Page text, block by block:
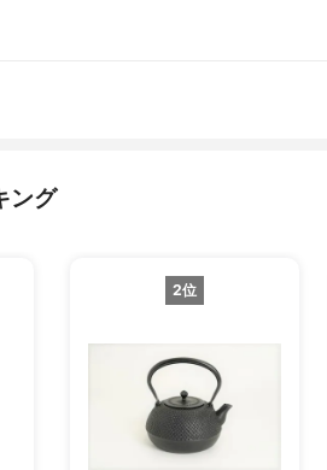
ング
2位